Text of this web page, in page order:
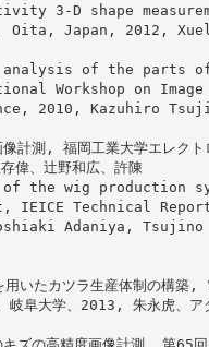
3-D shape
4, Oita, Japan, 2012,
analysis of the parts
Workshop on
2010, Kazuhiro
計測, 福岡工業大学エレクト
偉、辻野和広、許陳
the wig production
Technical
Adaniya, Tsujino
用いたカツラ生産体制の構築,
阜大学、2013, 朱永虎、ア
ズの高精度画像計測, 第65